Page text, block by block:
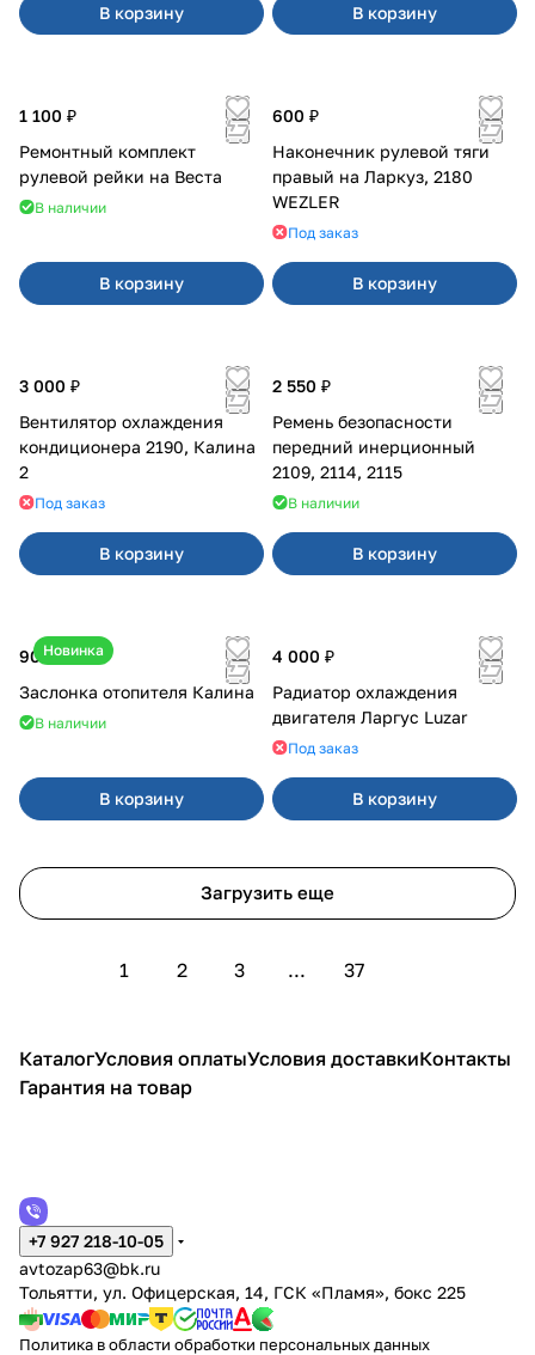
В корзину В корзину
1 100 ₽
Ремонтный комплект
рулевой рейки на Веста
В наличии
В корзину
600 ₽
Наконечник рулевой тяги
правый на Ларкуз, 2180
WEZLER
Под заказ
В корзину
3 000 ₽
Вентилятор охлаждения
кондиционера 2190, Калина
2
Под заказ
В корзину
2 550 ₽
Ремень безопасности
передний инерционный
2109, 2114, 2115
В наличии
В корзину
Новинка
900 ₽
Заслонка отопителя Калина
В наличии
В корзину
4 000 ₽
Радиатор охлаждения
двигателя Ларгус Luzar
Под заказ
В корзину
Загрузить еще
1 2 3 ... 37
КаталогУсловия оплатыУсловия доставкиКонтакты
Гарантия на товар
+7 927 218-10-05
avtozap63@bk.ru
Тольятти, ул. Офицерская, 14, ГСК «Пламя», бокс 225
Политика в области обработки персональных данных